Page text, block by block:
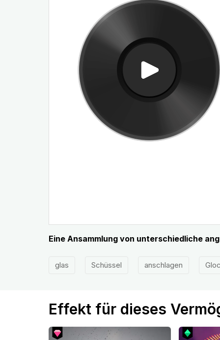
Eine Ansammlung von unterschiedliche
glas Schüssel anschlagen
Effekt für dieses